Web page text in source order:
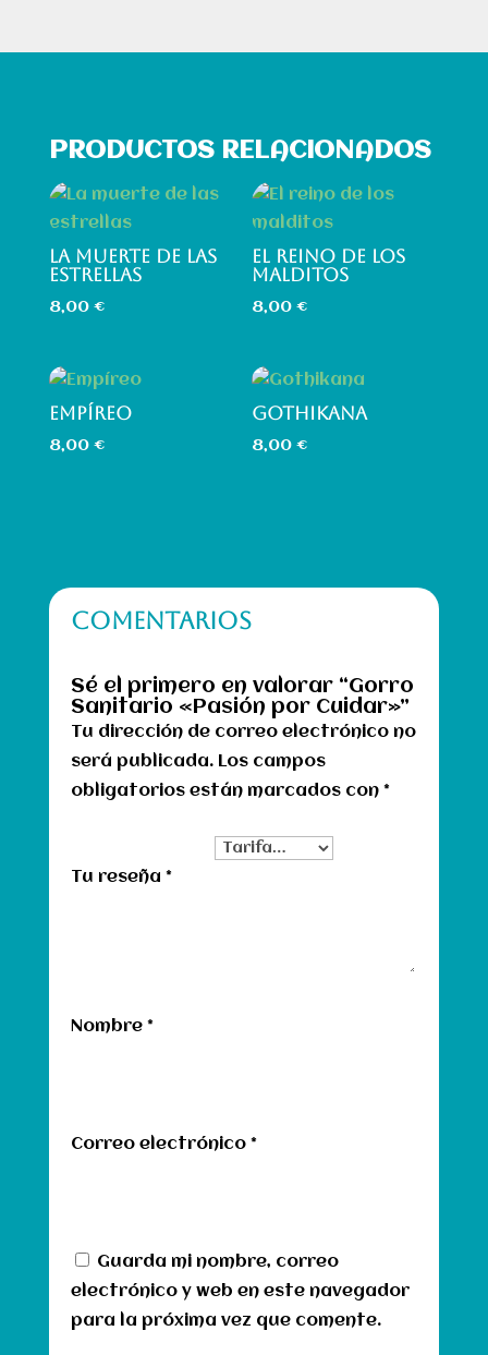
PRODUCTOS RELACIONADOS
LA MUERTE DE LAS
ESTRELLAS
8,00 €
EL REINO DE LOS
MALDITOS
8,00€
EMPÍREO
8,00 €
GOTHIKANA
8,00€
COMENTARIOS
Sé el primero en valorar “Gorro
Sanitario «Pasión por Cuidar»”
Tu dirección de correo electrónico no
será publicada. Los campos
obligatorios están marcados con *
Tu reseña *
Nombre *
Correo electrónico *
Guarda mi nombre, correo
electrónico y web en este navegador
para la próxima vez que comente.